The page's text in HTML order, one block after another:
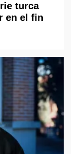
turca
en el fin